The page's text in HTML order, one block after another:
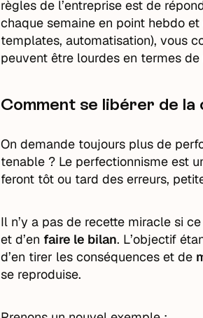
règles de l’entreprise est de
chaque semaine en point hebdo
templates, automatisation), vous
peuvent être lourdes en termes
Comment se libérer de
On demande toujours plus de
tenable ? Le perfectionnisme est
feront tôt ou tard des erreurs,
Il n’y a pas de recette miracle si ce
et d’en faire le bilan. L’objectif
d’en tirer les conséquences et de
se reproduise.